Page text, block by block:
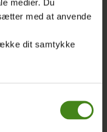
medier. Du
med at anvende
dit samtykke
jeg virkelig stolt af, for
hvor de hører til.”